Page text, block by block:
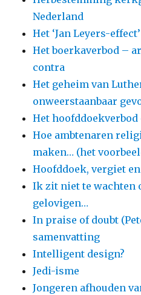
Nederland
Het ‘Jan Leyers-effect’
Het boerkaverbod –
contra
Het geheim van
onweerstaanbaar
Het
Hoe ambtenaren
maken… (het
Hoofddoek, vergiet
Ik zit niet te wachten
gelovigen…
In praise of doubt
samenvatting
Intelligent design?
Jedi-isme
Jongeren afhouden